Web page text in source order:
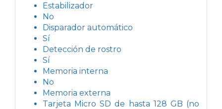
Estabilizador
No
Disparador automático
Sí
Detección de rostro
Sí
Memoria interna
No
Memoria externa
Tarjeta Micro SD de hasta 128 GB (no